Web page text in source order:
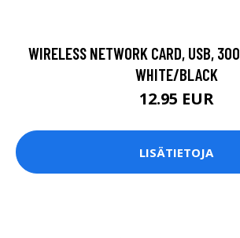
WIRELESS NETWORK CARD, USB,
WHITE/BLACK
12.95 EUR
LISÄTIETOJA